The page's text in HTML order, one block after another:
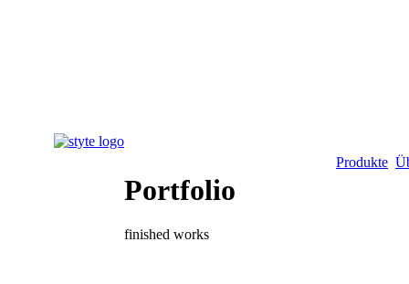
Produkte
Portfolio
finished works